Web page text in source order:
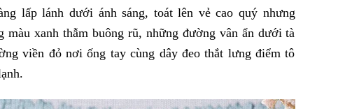
lấp lánh dưới ánh sáng, toát lên vẻ cao quý nhưng
màu xanh thẫm buông rũ, những đường vân ẩn dưới tà
viền đỏ nơi ống tay cùng dây đeo thắt lưng điểm tô